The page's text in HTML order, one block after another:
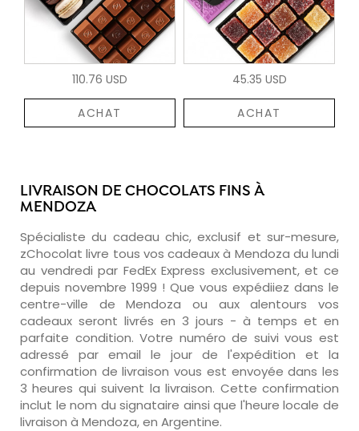
110.76 USD
ACHAT
45.35 USD
ACHAT
LIVRAISON DE CHOCOLATS FINS À
MENDOZA
Spécialiste du cadeau chic, exclusif et sur-mesure,
zChocolat livre tous vos cadeaux à Mendoza du lundi
au vendredi par FedEx Express exclusivement, et ce
depuis novembre 1999 ! Que vous expédiiez dans le
centre-ville de Mendoza ou aux alentours vos
cadeaux seront livrés en 3 jours - à temps et en
parfaite condition. Votre numéro de suivi vous est
adressé par email le jour de l'expédition et la
confirmation de livraison vous est envoyée dans les
3 heures qui suivent la livraison. Cette confirmation
inclut le nom du signataire ainsi que l'heure locale de
livraison à Mendoza, en Argentine.